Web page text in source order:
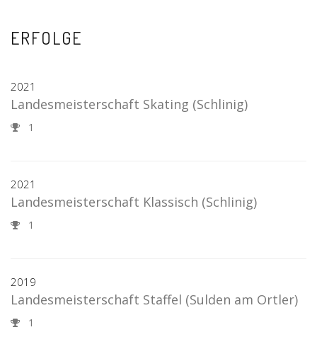
ERFOLGE
2021
Landesmeisterschaft Skating (Schlinig)
1
2021
Landesmeisterschaft Klassisch (Schlinig)
1
2019
Landesmeisterschaft Staffel (Sulden am Ortler)
1